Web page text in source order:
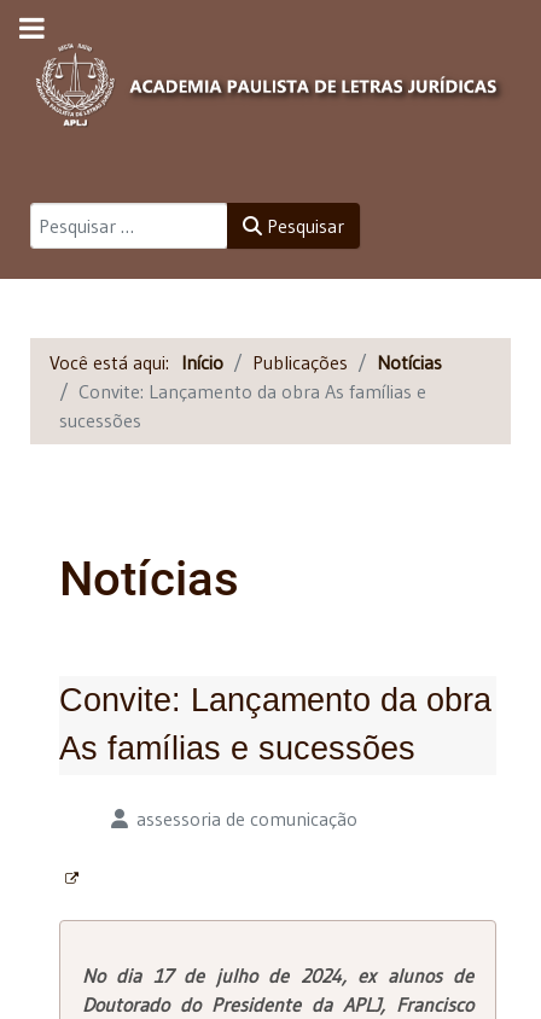
Pesquisar Pesquisar
Você está aqui: Início Publicações
Notícias
Convite: Lançamento da obra As famílias e
sucessões
Notícias
Convite: Lançamento da obra
As famílias e sucessões
Detalhes assessoria de comunicação
No dia 17 de julho de 2024, ex alunos de
Doutorado do Presidente da APLJ, Francisco